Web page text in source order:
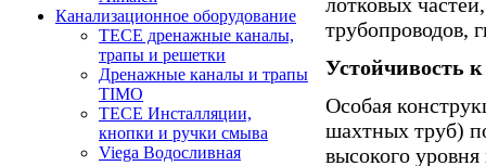
Канализационное оборудование
TECE дренажные каналы,
трапы и решетки
Дренажные каналы и трапы
TIMO
TECE Инсталляции,
кнопки и ручки смыва
Viega Водосливная
трубопроводов,
Устойчивость
Особая
шахтных труб)
высокого